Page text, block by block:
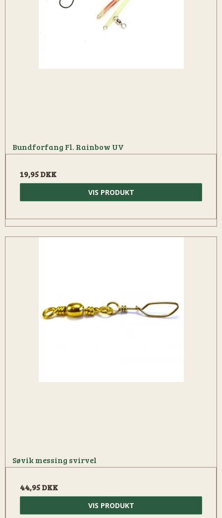
Bundforfang Fl. Rainbow UV
19,95 DKK
VIS PRODUKT
Søvik messing svirvel
44,95 DKK
VIS PRODUKT